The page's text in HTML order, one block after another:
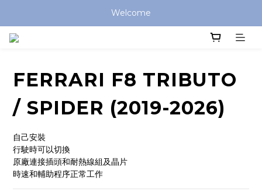
Welcome
FERRARI F8 TRIBUTO
/ SPIDER (2019-2026)
自己安裝
行駛時可以切換
原廠連接插頭和耐熱線組及晶片
時速和輔助程序正常工作